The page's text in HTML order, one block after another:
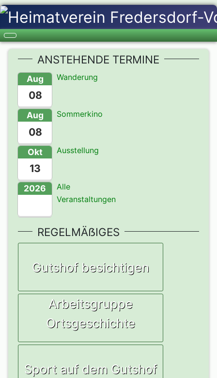
ANSTEHENDE TERMINE
Aug
08
Wanderung
Aug
08
Sommerkino
Okt
13
Ausstellung
2026
Alle
Veranstaltungen
REGELMÄẞIGES
Gutshof besichtigen
Arbeitsgruppe
Ortsgeschichte
Sport auf dem Gutshof